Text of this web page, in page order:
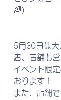
🌈）
5月30日は大
店、店舗も営
イベント限
おります！
また、店舗